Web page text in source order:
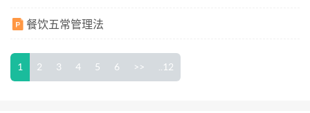
餐饮五常管理法
1 2 3 4 5 6 >> ..12